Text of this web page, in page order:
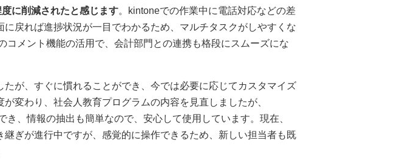
に削減されたと感じます。kintoneでの作業中に電話対応などの差
に戻れば進捗状況が一目でわかるため、マルチタスクがしやすくな
コメント機能の活用で、会計部門との連携も格段にスムーズにな
たが、すぐに慣れることができ、今では必要に応じてカスタマイズ
変わり、社会人教育プログラムの内容を見直しましたが、
き、情報の抽出も簡単なので、安心して使用しています。現在、
継ぎが進行中ですが、感覚的に操作できるため、新しい担当者も既